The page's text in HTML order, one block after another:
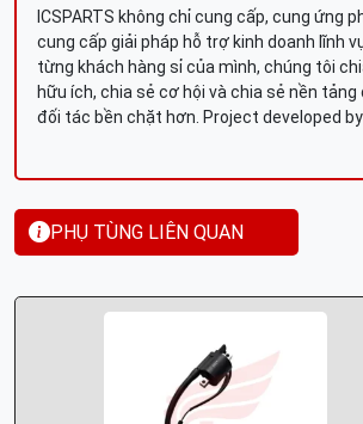
ICSPARTS không chỉ cung cấp, cung ứng
cung cấp giải pháp hỗ trợ kinh doanh lĩnh
từng khách hàng sỉ của mình, chúng tôi
hữu ích, chia sẻ cơ hội và chia sẻ nền tảng
đối tác bền chặt hơn. Project developed
PHỤ TÙNG LIÊN QUAN